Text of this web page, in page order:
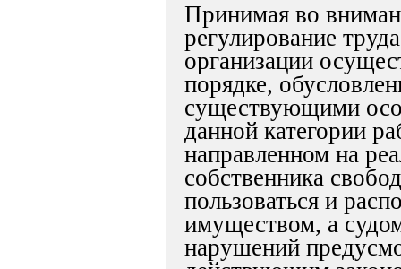
Принимая во
регулирование
организации
порядке,
существующими
данной категории
направленном на
собственника
пользоваться и
имуществом, а
нарушений